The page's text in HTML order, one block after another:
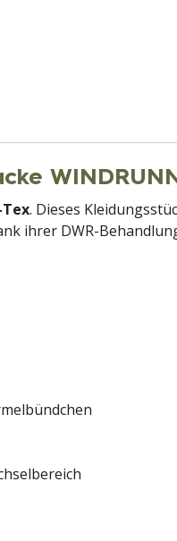
. Dieses
ihrer DWR-